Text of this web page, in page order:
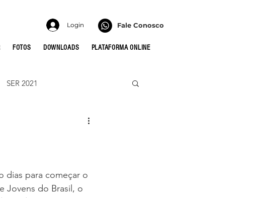
Fale Conosco
FOTOS DOWNLOADS PLATAFORMA ONLINE
Login
SER 2021
HONRA
dias para começar o
Jovens do Brasil, o